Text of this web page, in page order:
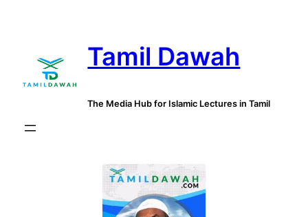
Tamil Dawah
The Media Hub for Islamic Lectures in Tamil